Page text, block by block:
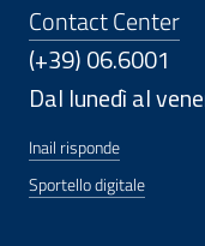
Contact Center
(+39) 06.6001
Dal lunedì al
Inail risponde
Sportello digitale